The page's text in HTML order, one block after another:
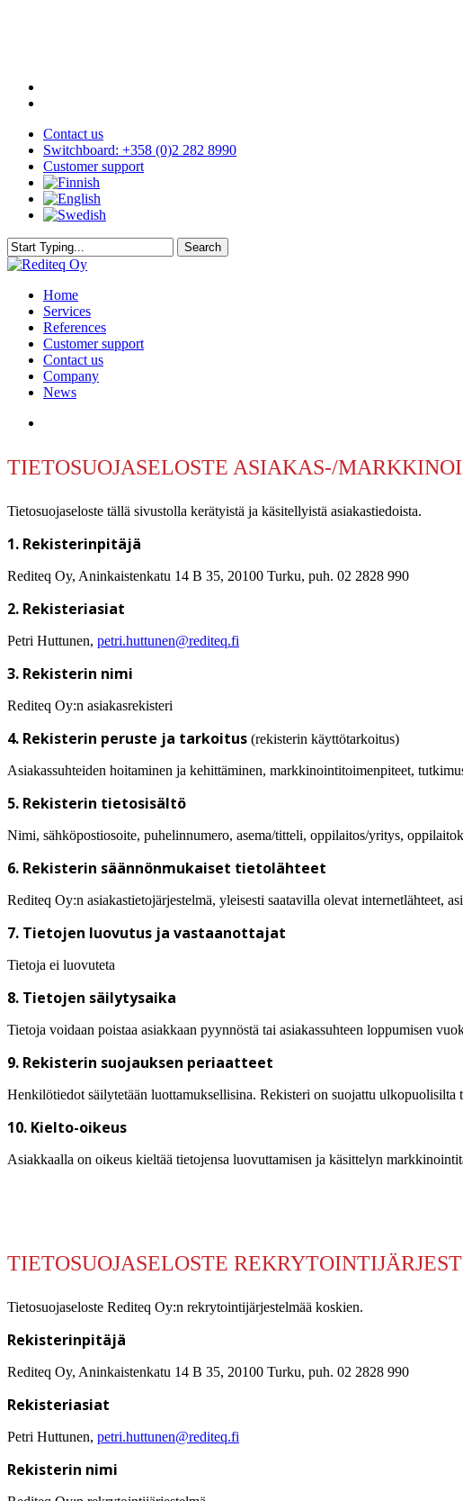
Contact us
Switchboard: +358 (0)2 282 8990
Customer support
Search
Close
search
Menu
Home
Services
References
Customer support
Contact us
Company
News
TIETOSUOJASELOSTE ASIAKAS-/
Tietosuojaseloste tällä sivustolla kerätyistä ja käsitellyistä asiakastiedoista.
1. Rekisterinpitäjä
Rediteq Oy, Aninkaistenkatu 14 B 35, 20100 Turku, puh. 02 2828 990
2. Rekisteriasiat
Petri Huttunen, petri.huttunen@rediteq.fi
3. Rekisterin nimi
Rediteq Oy:n asiakasrekisteri
4. Rekisterin peruste ja tarkoitus (rekisterin käyttötarkoitus)
Asiakassuhteiden hoitaminen ja kehittäminen, markkinointitoimenpiteet,
5. Rekisterin tietosisältö
Nimi, sähköpostiosoite, puhelinnumero, asema/titteli, oppilaitos/yritys,
6. Rekisterin säännönmukaiset tietolähteet
Rediteq Oy:n asiakastietojärjestelmä, yleisesti saatavilla olevat internetlähteet,
7. Tietojen luovutus ja vastaanottajat
Tietoja ei luovuteta
8. Tietojen säilytysaika
Tietoja voidaan poistaa asiakkaan pyynnöstä tai asiakassuhteen loppumisen
9. Rekisterin suojauksen periaatteet
Henkilötiedot säilytetään luottamuksellisina. Rekisteri on suojattu
10. Kielto-oikeus
Asiakkaalla on oikeus kieltää tietojensa luovuttamisen ja käsittelyn
TIETOSUOJASELOSTE
Tietosuojaseloste Rediteq Oy:n rekrytointijärjestelmää koskien.
Rekisterinpitäjä
Rediteq Oy, Aninkaistenkatu 14 B 35, 20100 Turku, puh. 02 2828 990
Rekisteriasiat
Petri Huttunen, petri.huttunen@rediteq.fi
Rekisterin nimi